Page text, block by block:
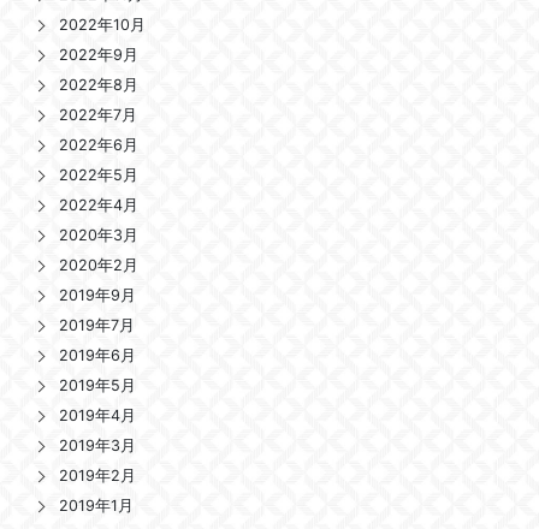
2022年10月
2022年9月
2022年8月
2022年7月
2022年6月
2022年5月
2022年4月
2020年3月
2020年2月
2019年9月
2019年7月
2019年6月
2019年5月
2019年4月
2019年3月
2019年2月
2019年1月